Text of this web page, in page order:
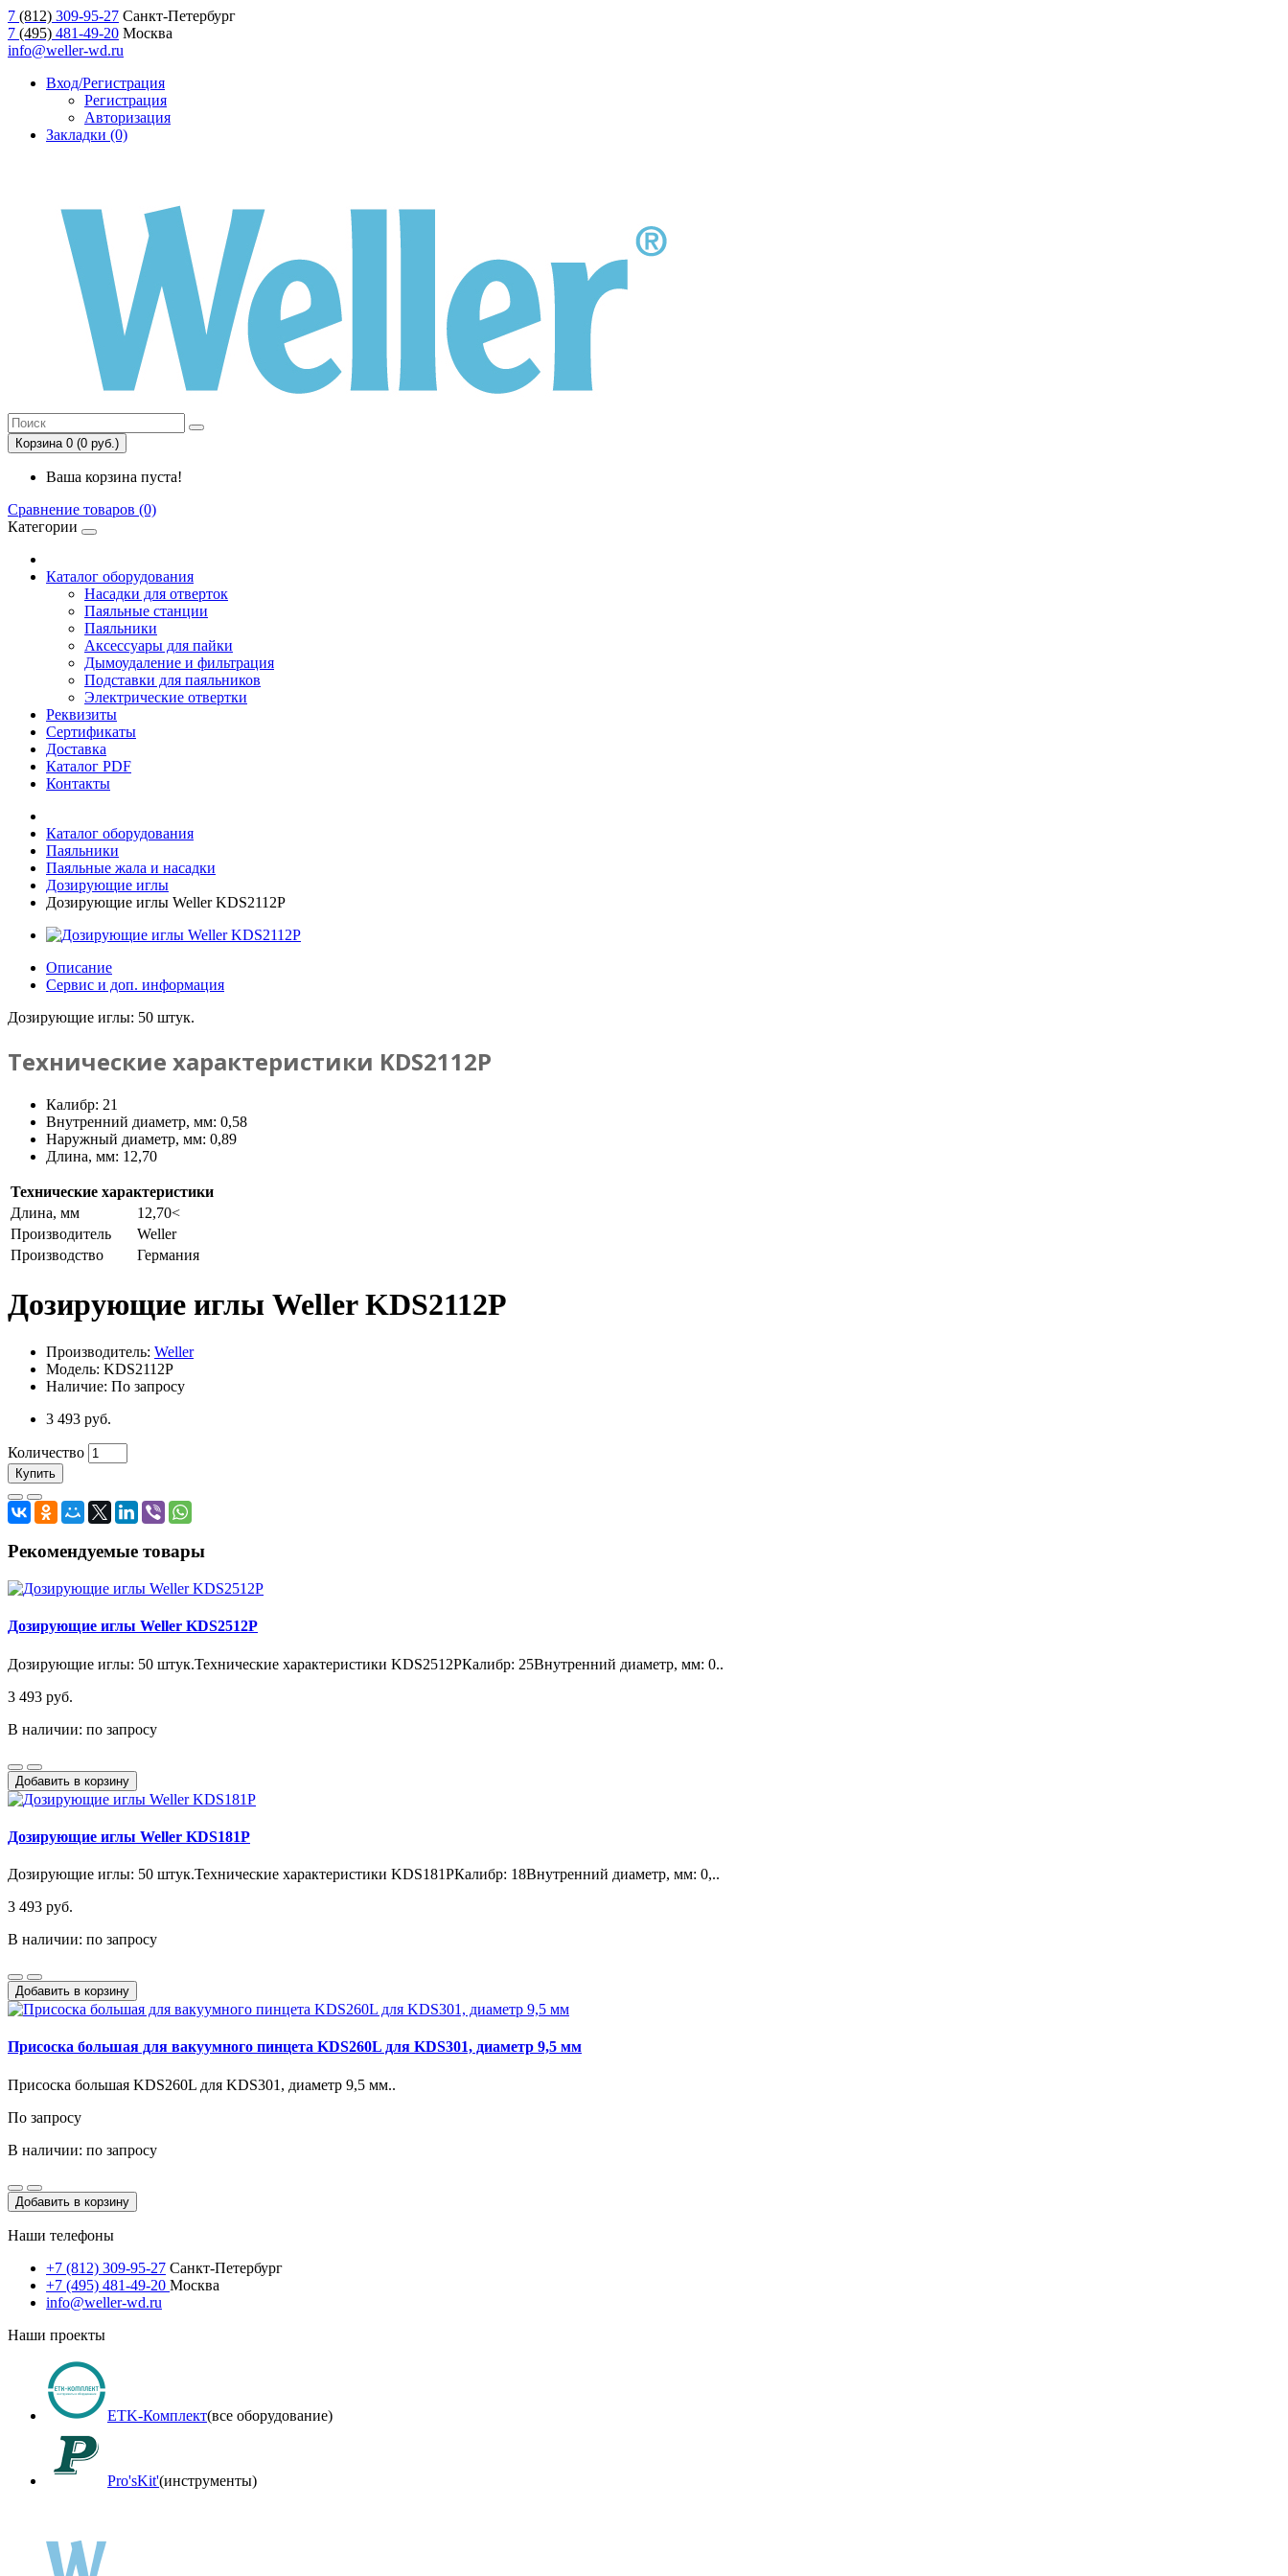
7 (812) 309-95-27 Санкт-Петербург
7 (495) 481-49-20 Москва
info@weller-wd.ru
Вход/Регистрация
Регистрация
Авторизация
Закладки (0)
Корзина 0 (0 руб.)
Ваша корзина пуста!
Сравнение товаров (0)
Категории
Каталог оборудования
Насадки для отверток
Паяльные станции
Паяльники
Аксессуары для пайки
Дымоудаление и фильтрация
Подставки для паяльников
Электрические отвертки
Реквизиты
Сертификаты
Доставка
Каталог PDF
Контакты
Каталог оборудования
Паяльники
Паяльные жала и насадки
Дозирующие иглы
Дозирующие иглы Weller KDS2112P
Описание
Сервис и доп. информация
Дозирующие иглы: 50 штук.
Технические характеристики KDS2112P
Калибр: 21
Внутренний диаметр, мм: 0,58
Наружный диаметр, мм: 0,89
Длина, мм: 12,70
Технические характеристики
Длина, мм
12,70<
Производитель
Weller
Производство
Германия
Дозирующие иглы Weller KDS2112P
Производитель: Weller
Модель: KDS2112P
Наличие: По запросу
3 493 руб.
Количество
Купить
Рекомендуемые товары
Дозирующие иглы Weller KDS2512P
Дозирующие иглы: 50 штук.Технические характеристики KDS2512PКалибр: 25Внутренний диаметр, мм: 0..
3 493 руб.
В наличии: по запросу
Добавить в корзину
Дозирующие иглы Weller KDS181P
Дозирующие иглы: 50 штук.Технические характеристики KDS181PКалибр: 18Внутренний диаметр, мм: 0,..
3 493 руб.
В наличии: по запросу
Добавить в корзину
Присоска большая для вакуумного пинцета KDS260L для KDS301, диаметр 9,5 мм
Присоска большая KDS260L для KDS301, диаметр 9,5 мм..
По запросу
В наличии: по запросу
Добавить в корзину
Наши телефоны
+7 (812) 309-95-27 Санкт-Петербург
+7 (495) 481-49-20 Москва
info@weller-wd.ru
Наши проекты
ETK-Комплект(все оборудование)
Pro'sKit'(инструменты)